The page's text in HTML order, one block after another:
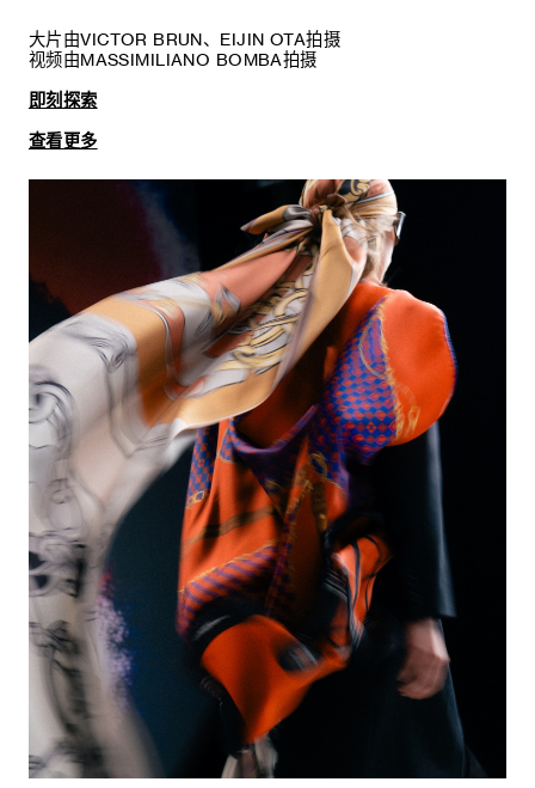
大片由VICTOR BRUN、EIJIN OTA拍摄
视频由MASSIMILIANO BOMBA拍摄
即刻探索
查看更多